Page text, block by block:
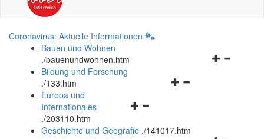
Coronavirus: Aktuelle Informationen
Bauen und Wohnen
./bauenundwohnen.htm
Navigationsmenü
Bildung und Forschung
./133.htm
Navigationsmenü
und
Europa und
Internationales
./203110.htm
Geschichte und Geografie ./141017.htm